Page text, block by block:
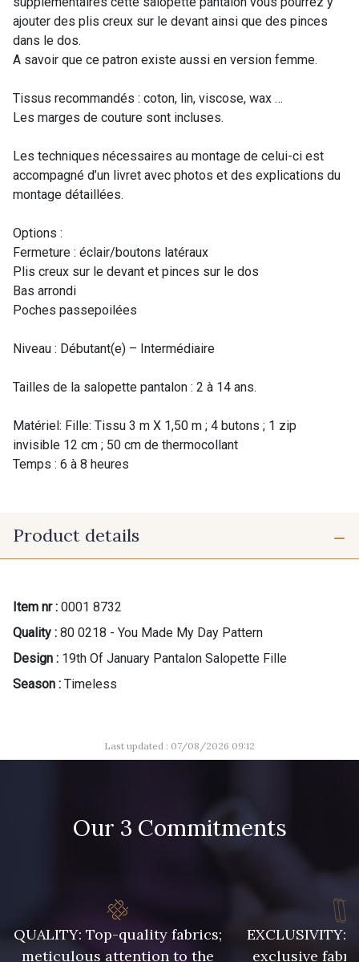
ajouter des plis creux sur le devant ainsi que des pinces
dans le dos.
A savoir que ce patron existe aussi en version femme.
Tissus recommandés : coton, lin, viscose, wax …
Les marges de couture sont incluses.
Les techniques nécessaires au montage de celui-ci est
accompagné d’un livret avec photos et des explications du
montage détaillées.
Options :
Fermeture : éclair/boutons latéraux
Plis creux sur le devant et pinces sur le dos
Bas arrondi
Poches passepoilées
Niveau : Débutant(e) – Intermédiaire
Tailles de la salopette pantalon : 2 à 14 ans.
Matériel: Fille: Tissu 3 m X 1,50 m ; 4 butons ; 1 zip
invisible 12 cm ; 50 cm de thermocollant
Temps : 6 à 8 heures
Product details
Item nr : 0001 8732
Quality : 80 0218 - You Made My Day Pattern
Design : 19th Of January Pantalon Salopette Fille
Season : Timeless
Last updated : 07/08/2026 09:12
Our 3 Commitments
QUALITY: Top-quality fabrics;
meticulous attention to the
EXCLUSIVITY:
exclusive